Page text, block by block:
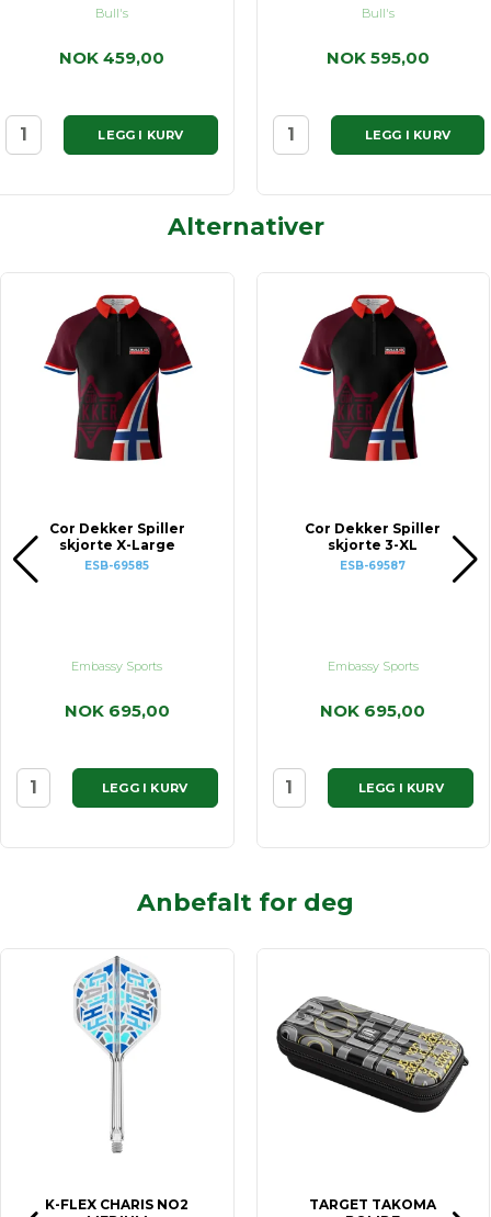
Bull's
NOK 459,00
LEGG I KURV
Bull's
NOK 595,00
LEGG I KURV
Alternativer
Cor Dekker Spiller
skjorte X-Large
ESB-69585
Embassy Sports
NOK 695,00
LEGG I KURV
Cor Dekker Spiller
skjorte 3-XL
ESB-69587
Embassy Sports
NOK 695,00
LEGG I KURV
Anbefalt for deg
K-FLEX CHARIS NO2
TARGET TAKOMA